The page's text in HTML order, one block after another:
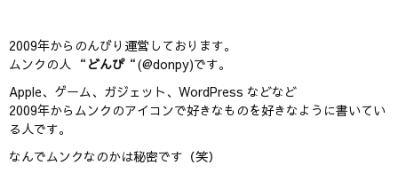
2009年からのんびり運営しております。
ムンクの人 “ どんぴ“(@donpy)です。
Apple、ゲーム、ガジェット、WordPress などなど
2009年からムンクのアイコンで好きなものを好きなように書いてい
る人です。
なんでムンクなのかは秘密です（笑）